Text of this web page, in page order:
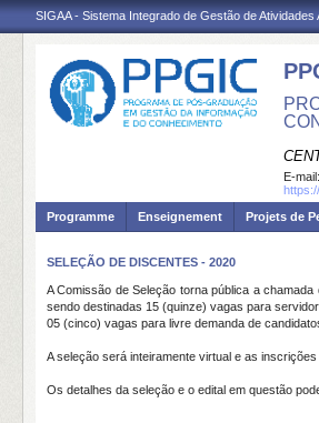
SIGAA - Sistema Integrado de Gestão de Atividades
E-mail:
Programme
Enseignement Projets de
SELEÇÃO DE DISCENTES - 2020
A Comissão de Seleção torna pública a
sendo destinadas 15 (quinze) vagas para
05 (cinco) vagas para livre demanda de
A seleção será inteiramente virtual e as
Os detalhes da seleção e o edital em questão